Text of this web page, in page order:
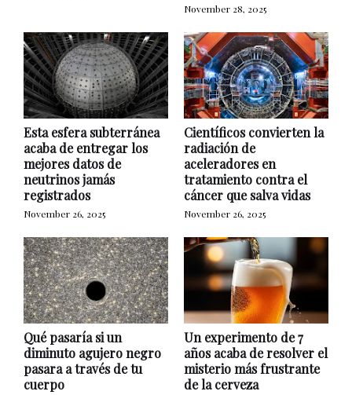
November 28, 2025
Esta esfera subterránea
acaba de entregar los
mejores datos de
neutrinos jamás
registrados
November 26, 2025
Científicos convierten la
radiación de
aceleradores en
tratamiento contra el
cáncer que salva vidas
November 26, 2025
Qué pasaría si un
diminuto agujero negro
pasara a través de tu
cuerpo
Un experimento de 7
años acaba de resolver el
misterio más frustrante
de la cerveza